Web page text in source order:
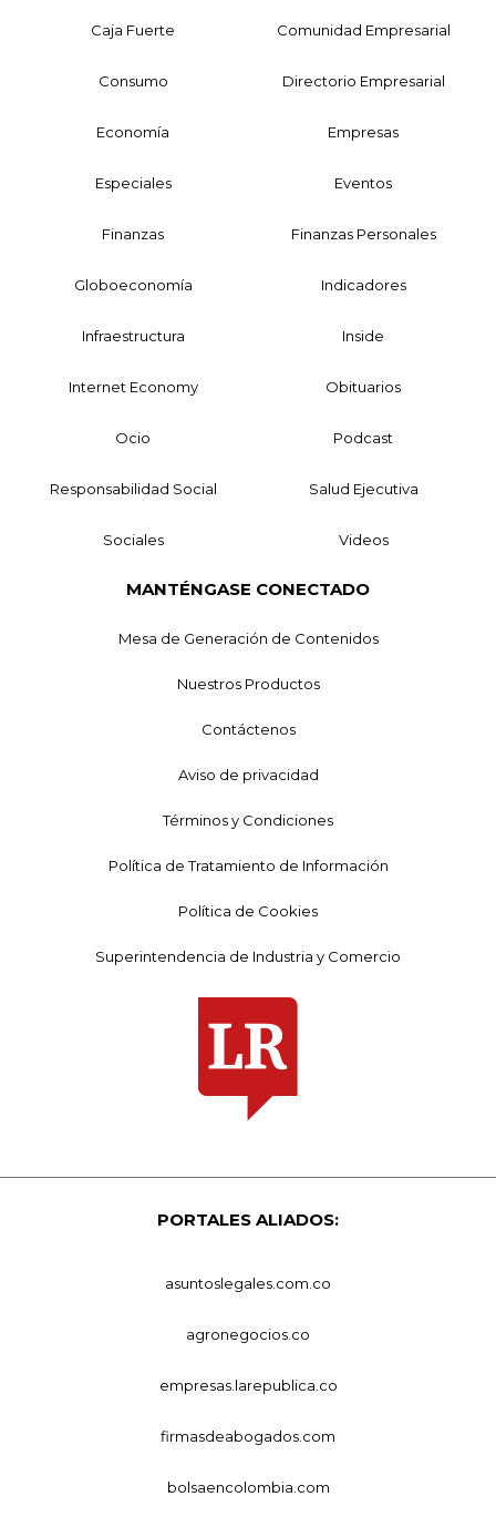
Caja Fuerte Comunidad Empresarial
Consumo Directorio Empresarial
Economía Empresas
Especiales Eventos
Finanzas Finanzas Personales
Globoeconomía Indicadores
Infraestructura Inside
Internet Economy Obituarios
Ocio Podcast
Responsabilidad Social Salud Ejecutiva
Sociales Videos
MANTÉNGASE CONECTADO
Mesa de Generación de Contenidos
Nuestros Productos
Contáctenos
Aviso de privacidad
Términos y Condiciones
Política de Tratamiento de Información
Política de Cookies
Superintendencia de Industria y Comercio
PORTALES ALIADOS:
asuntoslegales.com.co
agronegocios.co
empresas.larepublica.co
firmasdeabogados.com
bolsaencolombia.com